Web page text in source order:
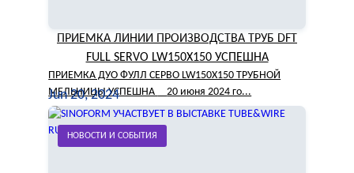
ПРИЕМКА ЛИНИИ ПРОИЗВОДСТВА ТРУБ DFT
FULL SERVO LW150X150 УСПЕШНА
ПРИЕМКА ДУО ФУЛЛ СЕРВО LW150X150 ТРУБНОЙ
МЕЛЬНИЦЫ УСПЕШНА 20 июня 2024 го...
Jun 20, 2024
НОВОСТИ И СОБЫТИЯ